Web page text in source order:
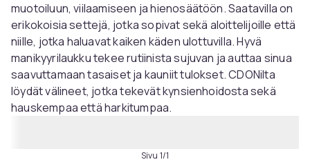
muotoiluun, viilaamiseen ja hienosäätöön. Saatavilla on
erikokoisia settejä, jotka sopivat sekä aloittelijoille että
niille, jotka haluavat kaiken käden ulottuvilla. Hyvä
manikyyrilaukku tekee rutiinista sujuvan ja auttaa sinua
saavuttamaan tasaiset ja kauniit tulokset. CDONilta
löydät välineet, jotka tekevät kynsienhoidosta sekä
hauskempaa että harkitumpaa.
Sivu 1/1